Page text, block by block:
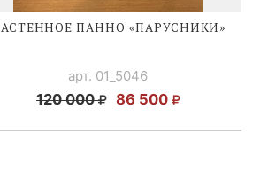
ПАННО «ПАРУСНИКИ»
арт. 01_5046
120 000 86 500